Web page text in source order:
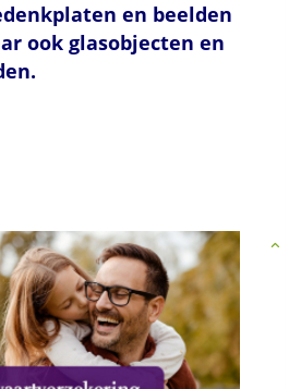
en beelden
ook glasobjecten en